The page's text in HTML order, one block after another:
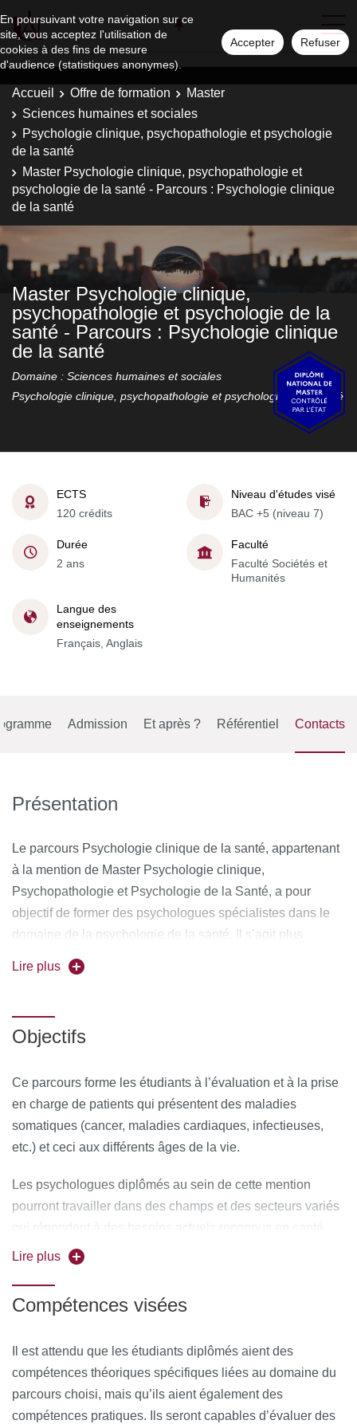
En poursuivant votre navigation sur ce
site, vous acceptez l'utilisation de
cookies à des fins de mesure
d'audience (statistiques anonymes).
Accepter Refuser
Accueil Offre de formation
Master
Sciences humaines et sociales
Psychologie clinique, psychopathologie et psychologie
de la santé
Master Psychologie clinique, psychopathologie et
psychologie de la santé - Parcours : Psychologie clinique
de la santé
Master Psychologie clinique,
psychopathologie et psychologie de la
santé - Parcours : Psychologie clinique
de la santé
Domaine : Sciences humaines et sociales
Psychologie clinique, psychopathologie et psychologie de la santé
ECTS
120 crédits
Niveau d'études visé
BAC +5 (niveau 7)
Durée
2 ans
Faculté
Faculté Sociétés et
Humanités
Langue des
enseignements
Français, Anglais
Admission Et après ? Référentiel Contacts
Présentation
Le parcours Psychologie clinique de la santé, appartenant
à la mention de Master Psychologie clinique,
Psychopathologie et Psychologie de la Santé, a pour
objectif de former des psychologues spécialistes dans le
domaine de la psychologie de la santé. Il s’agit plus
particulièrement de former les étudiants à la prévention et
la prise en charge des patients atteints de maladies
douleurs chroniques, diabète, etc.), de leur famille, mais
aussi des soignants les accompagnant. Il propose aux
pratique, visant la formation de psychologues cliniciens
ayant une vision intégrative de la psychologie clinique de
la santé, capables d’évaluer les besoins des patients et de
leurs proches, d’identifier les troubles
proposer des interventions thérapeutiques adaptées. Les
étudiants reçoivent aussi une formation scientifique et de
interventions qu’ils mettent en place et de proposer des
l’adaptation et de ses troubles, des besoins, de
spécialité vise donc à former des praticiens-chercheurs de
haut niveau.
La présentation du parcours est disponibleici
Lire plus
Objectifs
Ce parcours forme les étudiants à l’évaluation et à la prise
en charge de patients qui présentent des maladies
somatiques (cancer, maladies cardiaques, infectieuses,
etc.) et ceci aux différents âges de la vie.
Les psychologues diplômés au sein de cette mention
pourront travailler dans des champs et des secteurs variés
qui répondent à des besoins actuels reconnus en santé
publique. Ils sont formés à la pratique clinique auprès de
publiques, parapubliques, associatives ou privées,
principalement des services hospitaliers de médecine
somatique (pédiatrie, cardiologie, diabétologie,
cancérologie, maladies infectieuses, douleur, soins
Lire plus
Compétences visées
Il est attendu que les étudiants diplômés aient des
compétences théoriques spécifiques liées au domaine du
parcours choisi, mais qu’ils aient également des
compétences pratiques. Ils seront capables d’évaluer des